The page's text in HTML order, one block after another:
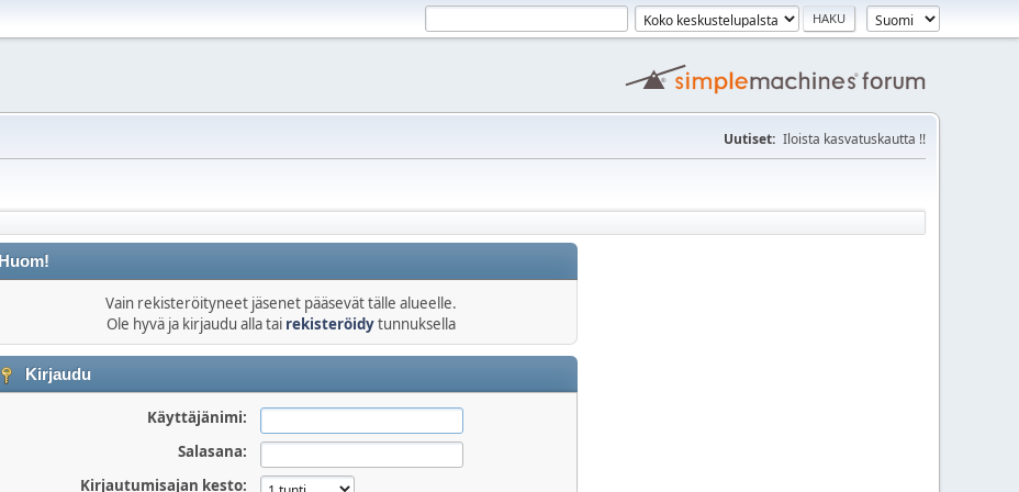
Uutiset: Iloista kasvatuskautta !!
Huom!
Vain rekisteröityneet jäsenet pääsevät tälle alueelle.
Ole hyvä ja kirjaudu alla tai rekisteröidytunnuksella
Kirjaudu
Käyttäjänimi:
Salasana:
Kirjautumisajan kesto: